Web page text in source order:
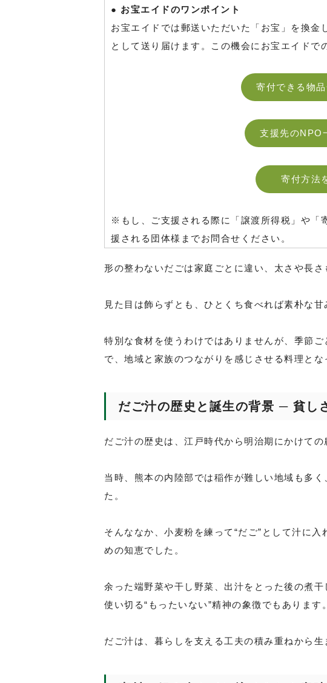
● お宝エイドのワンポイント
お宝エイドでは郵送いただいた「お宝」を換金
として送り届けます。この機会にお宝エイドで
寄付できる物
支援先のNPO
寄付方法
※もし、ご支援される際に「譲渡所得税」や「
援される団体様までお問合せください。
形の整わないだごは家庭ごとに違い、太さや長さ
見た目は飾らずとも、ひとくち食べれば素朴な
特別な食材を使うわけではありませんが、季節
で、地域と家族のつながりを感じさせる料理とな
だご汁の歴史と誕生の背景 ─ 貧し
だご汁の歴史は、江戸時代から明治期にかけての
当時、熊本の内陸部では稲作が難しい地域も多
た。
そんななか、小麦粉を練って“だご”として汁に
めの知恵でした。
余った端野菜や干し野菜、出汁をとった後の煮
使い切る“もったいない”精神の象徴でもあります。
だご汁は、暮らしを支える工夫の積み重ねから